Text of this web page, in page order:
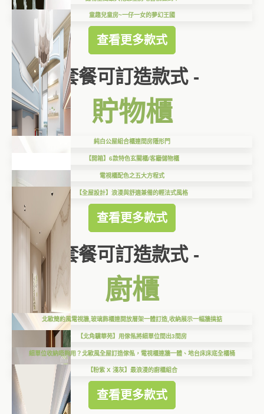
童趣兒童房~一仔一女的夢幻王國
查看更多款式
套餐可訂造款式 -
貯物櫃
純白公屋組合櫃連間房隱形門
【開箱】6款特色玄關櫃/客廳儲物櫃
電視櫃配色之五大方程式
【全屋設計】浪漫與舒適兼備的輕法式風格
查看更多款式
套餐可訂造款式 -
廚櫃
北歐簡約風電視牆,玻璃飾櫃連開放層架一體訂造,收納展示一幅牆搞掂
【北角驥華苑】用傢俬將細單位間出3間房
細單位收納唔夠用？北歐風全屋訂造傢俬，電視櫃連牆一體、地台床床底全櫃桶
【粉紫 X 淺灰】最浪漫的廚櫃組合
查看更多款式